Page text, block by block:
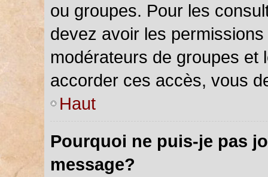
ou groupes. Pour les
devez avoir les
modérateurs de groupes et
accorder ces accès, vous
Haut
Pourquoi ne puis-je pas
message?